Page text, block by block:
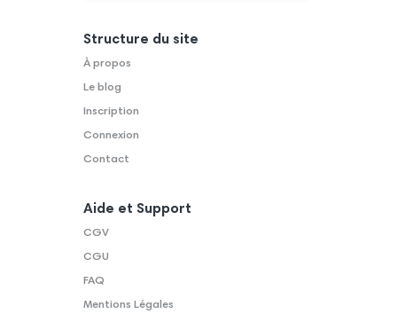
Structure du site
À propos
Le blog
Inscription
Connexion
Contact
Aide et Support
CGV
CGU
FAQ
Mentions Légales